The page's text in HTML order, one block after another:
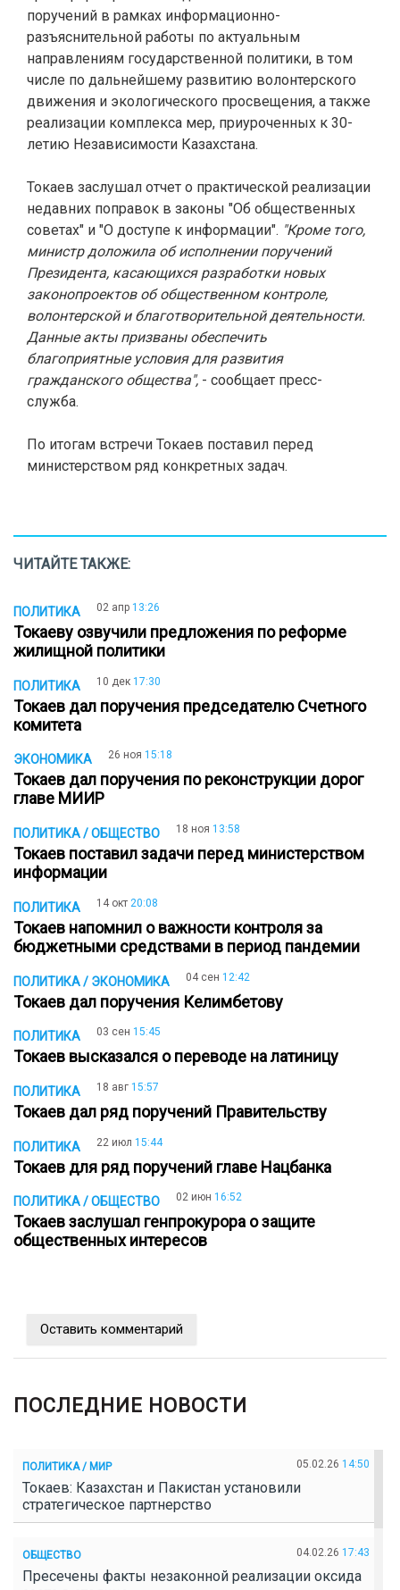
поручений в рамках информационно-
разъяснительной работы по актуальным
направлениям государственной политики, в том
числе по дальнейшему развитию волонтерского
движения и экологического просвещения, а также
реализации комплекса мер, приуроченных к 30-
летию Независимости Казахстана.
Токаев заслушал отчет о практической реализации
недавних поправок в законы "Об общественных
советах" и "О доступе к информации". "Кроме того,
министр доложила об исполнении поручений
Президента, касающихся разработки новых
законопроектов об общественном контроле,
волонтерской и благотворительной деятельности.
Данные акты призваны обеспечить
благоприятные условия для развития
гражданского общества", - сообщает пресс-
служба.
По итогам встречи Токаев поставил перед
министерством ряд конкретных задач.
ЧИТАЙТЕ ТАКЖЕ:
ПОЛИТИКА 02 апр 13:26
Токаеву озвучили предложения по реформе
жилищной политики
ПОЛИТИКА 10 дек 17:30
Токаев дал поручения председателю Счетного
комитета
ЭКОНОМИКА 26 ноя 15:18
Токаев дал поручения по реконструкции дорог
главе МИИР
ПОЛИТИКА / ОБЩЕСТВО 18 ноя 13:58
Токаев поставил задачи перед министерством
информации
ПОЛИТИКА 14 окт 20:08
Токаев напомнил о важности контроля за
бюджетными средствами в период пандемии
ПОЛИТИКА / ЭКОНОМИКА 04 сен 12:42
Токаев дал поручения Келимбетову
ПОЛИТИКА 03 сен 15:45
Токаев высказался о переводе на латиницу
ПОЛИТИКА 18 авг 15:57
Токаев дал ряд поручений Правительству
ПОЛИТИКА 22 июл 15:44
Токаев для ряд поручений главе Нацбанка
ПОЛИТИКА / ОБЩЕСТВО 02 июн 16:52
Токаев заслушал генпрокурора о защите
общественных интересов
Оставить комментарий
ПОСЛЕДНИЕ НОВОСТИ
ПОЛИТИКА / МИР 05.02.26 14:50
Токаев: Казахстан и Пакистан установили
стратегическое партнерство
ОБЩЕСТВО 04.02.26 17:43
Пресечены факты незаконной реализации оксида